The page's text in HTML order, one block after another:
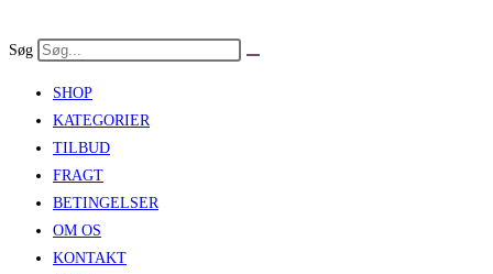
to
Søg
SHOP
KATEGORIER
TILBUD
FRAGT
BETINGELSER
OM OS
KONTAKT